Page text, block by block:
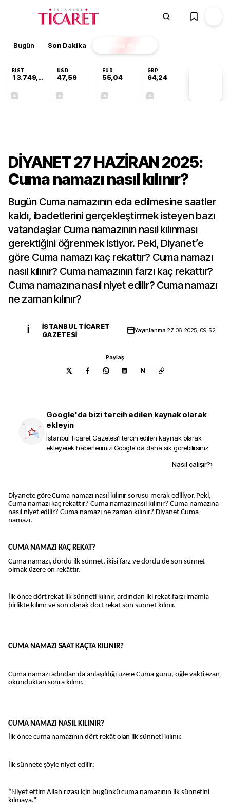
Bugün Son Dakika Finans EKSTRA
BIST
13.749,18
USD
47,59
EUR
55,04
GBP
64,24
DİYANET 27 HAZİRAN 2025:
Cuma namazı nasıl kılınır?
Bugün Cuma namazının eda edilmesine saatler
kaldı, ibadetlerini gerçekleştirmek isteyen bazı
vatandaşlar Cuma namazının nasıl kılınması
gerektiğini öğrenmek istiyor. Peki, Diyanet’e
göre Cuma namazı kaç rekattır? Cuma namazı
nasıl kılınır? Cuma namazının farzı kaç rekattır?
Cuma namazına nasıl niyet edilir? Cuma namazı
ne zaman kılınır?
İ
İSTANBUL TICARET
GAZETESI
Yayınlanma 27.06.2025, 09:52
Paylaş
N
Google'da bizi tercih edilen kaynak olarak
ekleyin
İstanbul Ticaret Gazetesi'i tercih edilen kaynak olarak
ekleyerek haberlerimizi Google'da daha sık görebilirsiniz.
Nasıl çalışır?›
Diyanete göre Cuma namazı nasıl kılınır sorusu merak ediliyor. Peki,
Cuma namazı kaç rekattır? Cuma namazı nasıl kılınır? Cuma namazına
nasıl niyet edilir? Cuma namazı ne zaman kılınır? Diyanet Cuma
namazı.
CUMA NAMAZI KAÇ REKAT?
Cuma namazı, dördü ilk sünnet, ikisi farz ve dördü de son sünnet
olmak üzere on rekâttır.
İlk önce dört rekat ilk sünneti kılınır, ardından iki rekat farzı imamla
birlikte kılınır ve son olarak dört rekat son sünnet kılınır.
CUMA NAMAZI SAAT KAÇTA KILINIR?
Cuma namazı adından da anlaşıldığı üzere Cuma günü, öğle vakti ezan
okunduktan sonra kılınır.
CUMA NAMAZI NASIL KILINIR?
İlk önce cuma namazının dört rekât olan ilk sünneti kılınır.
İlk sünnete şöyle niyet edilir:
“Niyet ettim Allah rızası için bugünkü cuma namazının ilk sünnetini
kılmaya.”